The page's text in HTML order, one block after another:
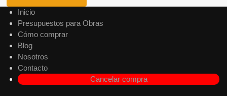
Inicio
Presupuestos para Obras
Cómo comprar
Blog
Nosotros
Contacto
Cancelar compra